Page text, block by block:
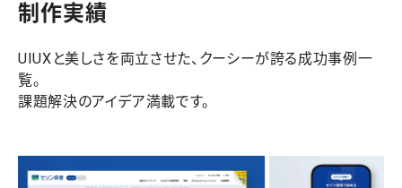
制作実績
UIUXと美しさを両立させた、クーシーが誇る成功事例一
覧。
課題解決のアイデア満載です。